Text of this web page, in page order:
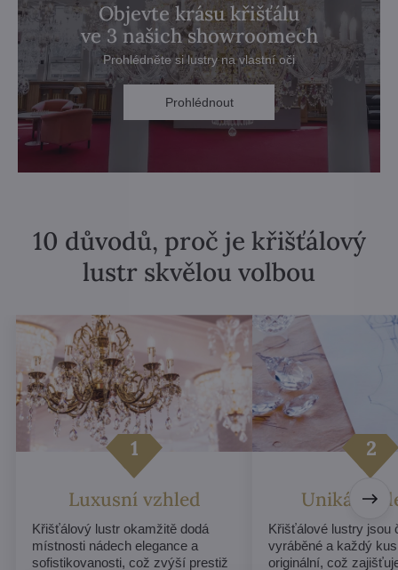
Objevte krásu křišťálu
ve 3 našich showroomech
Prohlédněte si lustry na vlastní oči
Prohlédnout
10 důvodů, proč je křišťálový
lustr skvělou volbou
Luxusní vzhled
Křišťálový lustr okamžitě dodá
místnosti nádech elegance a
sofistikovanosti, což zvýší prestiž
Unikátní
Křišťálové lustry jsou
vyráběné a každý
originální, což